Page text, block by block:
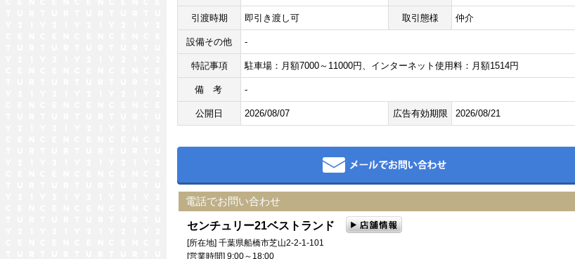
引渡時期 即引き渡し可 取引態様 仲介
設備その他 -
特記事項 駐車場：月額7000～11000円、インターネット使用料：月額1514円
備考 -
公開日 2026/08/07 広告有効期限 2026/08/21
電話でお問い合わせ
センチュリー21ベストランド
[所在地] 千葉県船橋市芝山2-2-1-101
[営業時間] 9:00～18:00